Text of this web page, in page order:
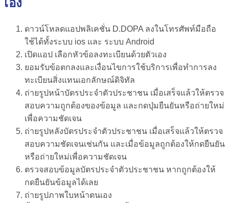
เอง
ดาวน์โหลดแอปพลิเคชั่น D.DOPA ลงในโทรศัพท์มือถือ
ใช้ได้ทั้งระบบ ios และ ระบบ Android
เปิดแอป เลือกหัวข้อลงทะเบียนด้วยตัวเอง
ยอมรับข้อตกลงและเงื่อนไขการใช้บริการเพื่อทำการลง
ทะเบียนสิ่งแทนเอกลักษณ์ดิจิทัล
ถ่ายรูปหน้าบัตรประจำตัวประชาชน เมื่อเสร็จแล้วให้ตรวจ
สอบความถูกต้องของข้อมูล และกดปุ่มยืนยันหรือถ่ายใหม่
เพื่อความชัดเจน
ถ่ายรูปหลังบัตรประจำตัวประชาชน เมื่อเสร็จแล้วให้ตรวจ
สอบความชัดเจนเช่นกัน และเมื่อข้อมูลถูกต้องให้กดยืนยัน
หรือถ่ายใหม่เพื่อความชัดเจน
ตรวจสอบข้อมูลบัตรประจำตัวประชาชน หากถูกต้องให้
กดยืนยันข้อมูลได้เลย
ถ่ายรูปภาพใบหน้าตนเอง